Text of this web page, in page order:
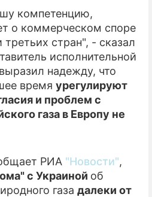
ИГРЫ
ПРЕСС-РЕЛИЗЫ
О ПРОЕКТЕ
компетенцию,
о коммерческом споре
стран", - сказал
исполнительной
надежду, что
время урегулируют
и проблем с
газа в Европу не
РИА "Новости",
с Украиной об
газа далеки от